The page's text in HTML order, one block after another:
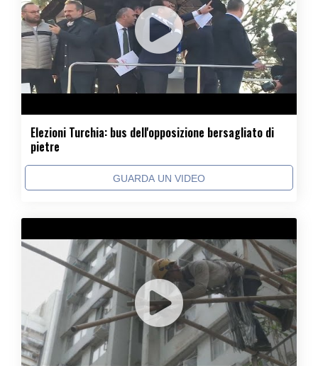
Elezioni Turchia: bus dell'opposizione bersagliato di
pietre
GUARDA UN VIDEO